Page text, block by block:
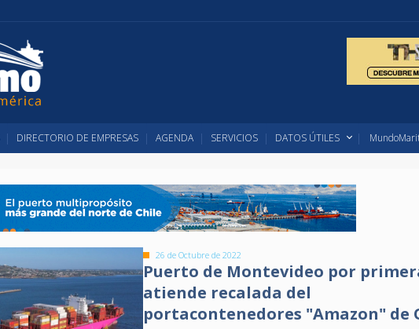
DIRECTORIO DE EMPRESAS AGENDA SERVICIOS DATOS ÚTILES
26 de Octubre de 2022
Puerto de Montevideo por
atiende recalada del
portacontenedores "Amazon" de